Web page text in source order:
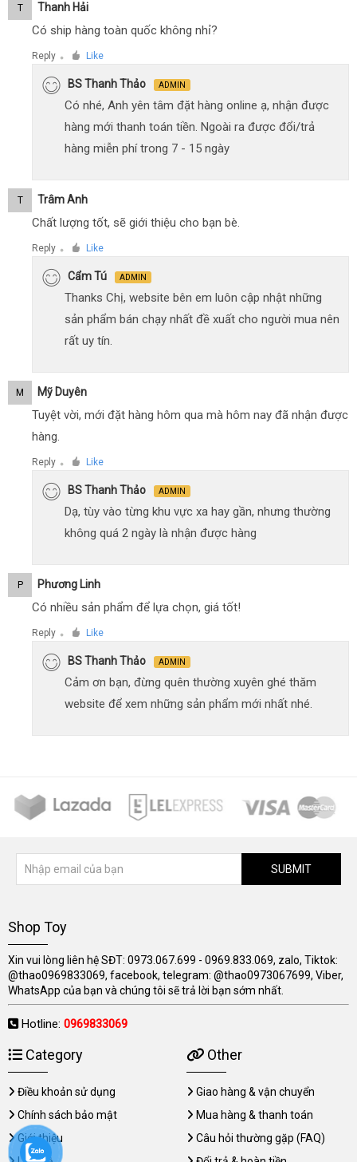
T Thanh Hải
Có ship hàng toàn quốc không nhỉ?
Reply ● Like
BS Thanh Thảo ADMIN
Có nhé, Anh yên tâm đặt hàng online ạ, nhận được
hàng mới thanh toán tiền. Ngoài ra được đổi/trả
hàng miễn phí trong 7 - 15 ngày
T Trâm Anh
Chất lượng tốt, sẽ giới thiệu cho bạn bè.
Reply ● Like
Cẩm Tú ADMIN
Thanks Chị, website bên em luôn cập nhật những
sản phẩm bán chạy nhất đề xuất cho người mua nên
rất uy tín.
M Mỹ Duyên
Tuyệt vời, mới đặt hàng hôm qua mà hôm nay đã nhận được
hàng.
Reply ● Like
BS Thanh Thảo ADMIN
Dạ, tùy vào từng khu vực xa hay gần, nhưng thường
không quá 2 ngày là nhận được hàng
P Phương Linh
Có nhiều sản phẩm để lựa chọn, giá tốt!
Reply ● Like
BS Thanh Thảo ADMIN
Cảm ơn bạn, đừng quên thường xuyên ghé thăm
website để xem những sản phẩm mới nhất nhé.
SUBMIT
Shop Toy
Xin vui lòng liên hệ SĐT: 0973.067.699 - 0969.833.069, zalo, Tiktok:
@thao0969833069, facebook, telegram: @thao0973067699, Viber,
WhatsApp của bạn và chúng tôi sẽ trả lời bạn sớm nhất.
Hotline: 0969833069
Category
Điều khoản sử dụng
Chính sách bảo mật
Giới thiệu
Other
Giao hàng & vận chuyển
Mua hàng & thanh toán
Câu hỏi thường gặp (FAQ)